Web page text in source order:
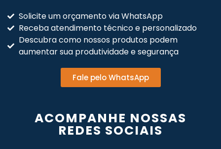
Solicite um orçamento via WhatsApp
Receba atendimento técnico e personalizado
Descubra como nossos produtos podem
aumentar sua produtividade e segurança
Fale pelo WhatsApp
ACOMPANHE NOSSAS
REDES SOCIAIS